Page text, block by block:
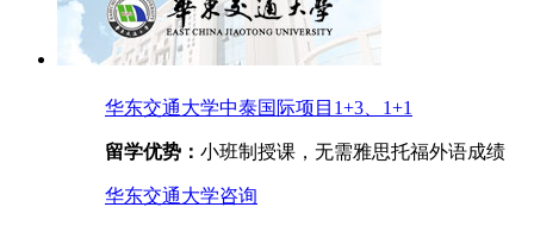
华东交通大学中泰国际项目1+3、1+1
留学优势： 小班制授课，无需雅思托福外语成绩
华东交通大学咨询